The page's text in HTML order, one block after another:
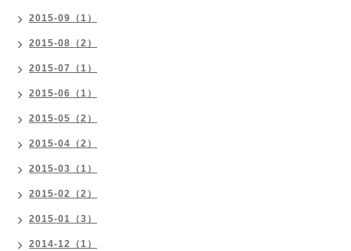
2015-09（1）
2015-08（2）
2015-07（1）
2015-06（1）
2015-05（2）
2015-04（2）
2015-03（1）
2015-02（2）
2015-01（3）
2014-12（1）